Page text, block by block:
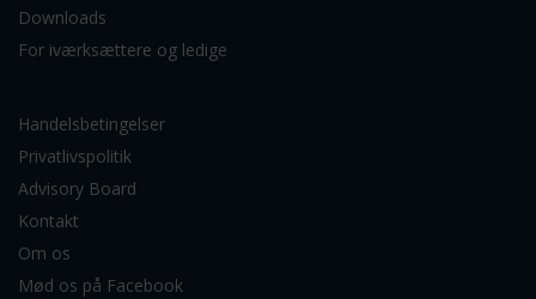
Downloads
For iværksættere og ledige
Handelsbetingelser
Privatlivspolitik
Advisory Board
Kontakt
Om os
Mød os på Facebook